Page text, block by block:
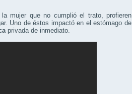
mujer que no cumplió el trato, profieren
Uno de éstos impactó en el estómago de
privada de inmediato.